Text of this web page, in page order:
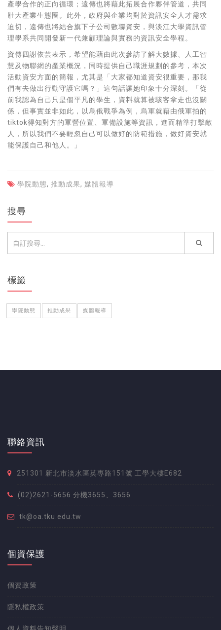
產學合作的正向循環；遠傳也將藉此拓展合作夥伴管道，共同
壯大產業生態圈。此外，政府與企業均對於資訊安全人才需求
迫切，遠傳也將結合旗下子公司數聯資安，與淡江大學資訊管
理學系共同開發新一代兼顧理論與實務的資訊安全學程。
資傳四謝依芸表示，希望能藉由此次參訪了解大數據、人工智
慧及物聯網的產業概況，同時提供自己職涯規劃的參考，本次
活動資安方面的簡報，尤其是「大家都知道資安很重要，那我
們有去做出行動守護它嗎？」這句話讓她印象十分深刻。「從
前我認為自己只是個平凡的學生，資料就算被駭客拿走也沒關
係，但事實並非如此，以烏俄戰爭為例，烏軍就藉由俄軍拍的
tiktok得知對方的軍營位置、軍備設施等資訊，進而精準打擊敵
人，所以我們不要輕忽自己可以做好的防範措施，做好資安就
能保護自己和他人。」
學院動態, 推動成果, 媒體報導
搜尋
標籤
學院動態 推動成果 媒體報導
聯絡資訊
251301 新北市淡水區英專路151號 工學大樓E682
(02)2621-5656 分機3655、3656
tk@oa.tku.edu.tw
個資保護
個資政策
隱私權政策